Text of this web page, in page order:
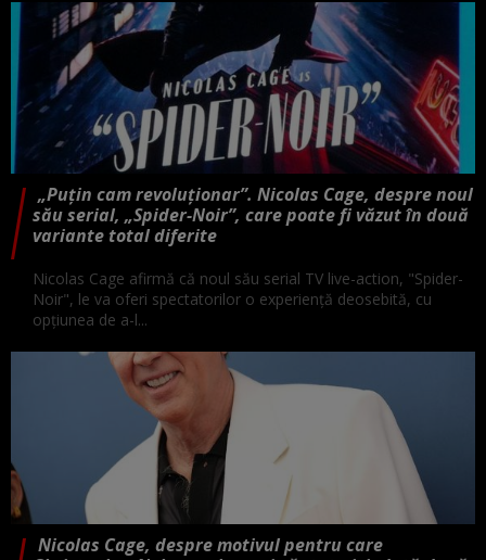
„Puţin cam revoluţionar”. Nicolas Cage, despre noul
său serial, „Spider-Noir”, care poate fi văzut în două
variante total diferite
Nicolas Cage afirmă că noul său serial TV live-action, "Spider-
Noir", le va oferi spectatorilor o experienţă deosebită, cu
opţiunea de a-l...
Nicolas Cage, despre motivul pentru care